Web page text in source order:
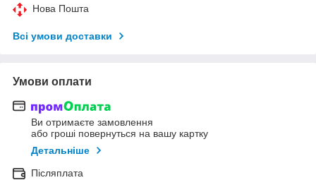
Нова Пошта
Всі умови доставки
Умови оплати
Ви отримаєте замовлення
або гроші повернуться на вашу картку
Детальніше
Післяплата